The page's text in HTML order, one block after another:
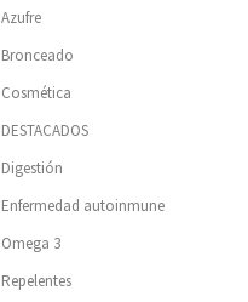
Azufre
Bronceado
Cosmética
DESTACADOS
Digestión
Enfermedad autoinmune
Omega 3
Repelentes